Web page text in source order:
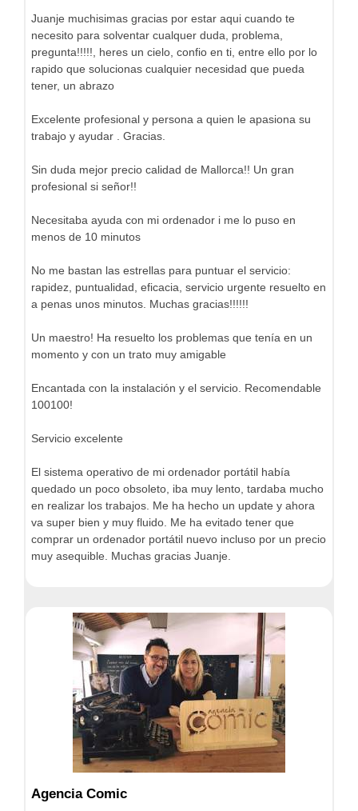
Juanje muchisimas gracias por estar aqui cuando te
necesito para solventar cualquer duda, problema,
pregunta!!!!!, heres un cielo, confio en ti, entre ello por lo
rapido que solucionas cualquier necesidad que pueda
tener, un abrazo
Excelente profesional y persona a quien le apasiona su
trabajo y ayudar . Gracias.
Sin duda mejor precio calidad de Mallorca!! Un gran
profesional si señor!!
Necesitaba ayuda con mi ordenador i me lo puso en
menos de 10 minutos
No me bastan las estrellas para puntuar el servicio:
rapidez, puntualidad, eficacia, servicio urgente resuelto en
a penas unos minutos. Muchas gracias!!!!!!
Un maestro! Ha resuelto los problemas que tenía en un
momento y con un trato muy amigable
Encantada con la instalación y el servicio. Recomendable
100100!
Servicio excelente
El sistema operativo de mi ordenador portátil había
quedado un poco obsoleto, iba muy lento, tardaba mucho
en realizar los trabajos. Me ha hecho un update y ahora
va super bien y muy fluido. Me ha evitado tener que
comprar un ordenador portátil nuevo incluso por un precio
muy asequible. Muchas gracias Juanje.
Agencia Comic